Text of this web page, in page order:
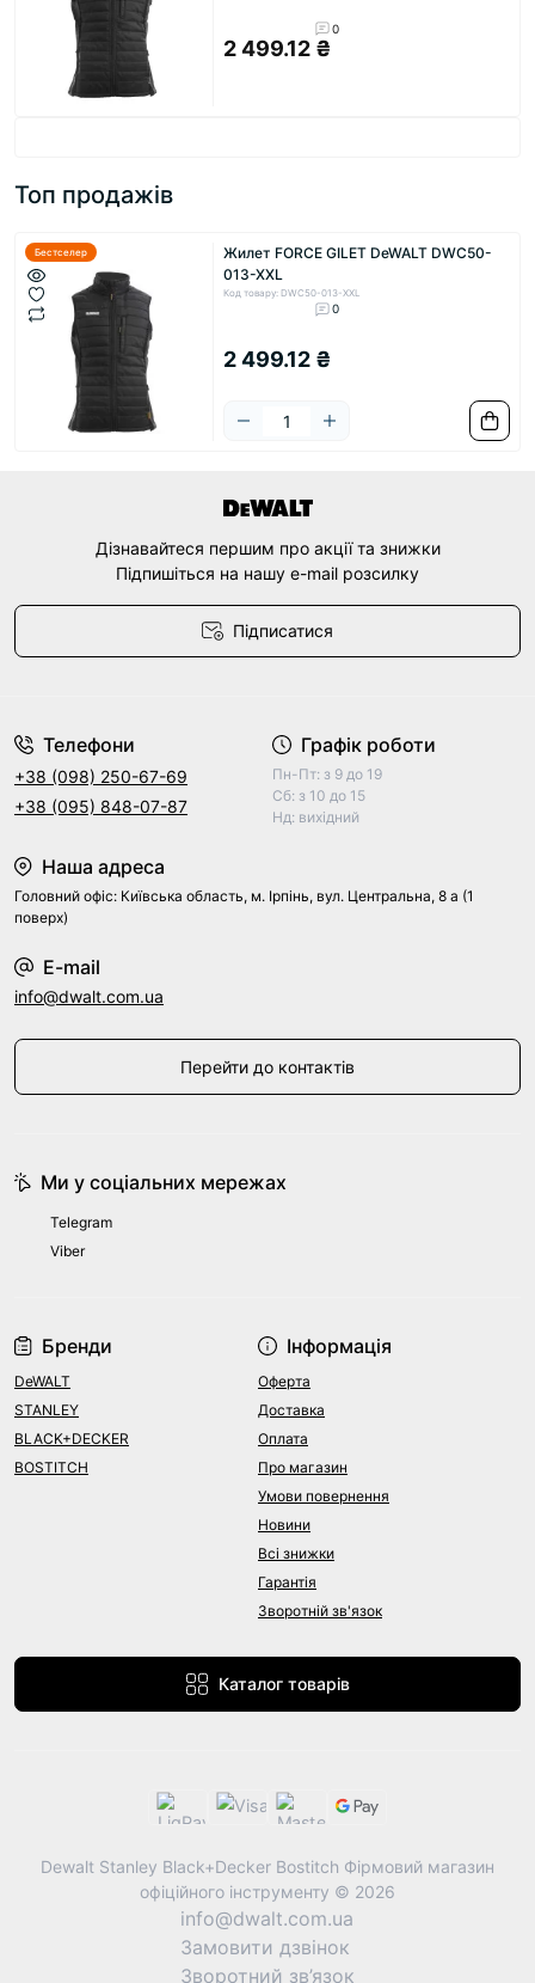
0
2 499.12 ₴
Топ продажів
Бестселер
Жилет FORCE GILET DeWALT DWC50-
013-XXL
Код товару: DWC50-013-XXL
0
2 499.12 ₴
Дізнавайтеся першим про акції та знижки
Підпишіться на нашу e-mail розсилку
Підписатися
Телефони
+38 (098) 250-67-69
+38 (095) 848-07-87
Графік роботи
Пн-Пт: з 9 до 19
Сб: з 10 до 15
Нд: вихідний
Наша адреса
Головний офіс: Київська область, м. Ірпінь, вул. Центральна, 8 а (1
поверх)
E-mail
info@dwalt.com.ua
Перейти до контактів
Бренди
DeWALT
STANLEY
BLACK+DECKER
BOSTITCH
Інформація
Оферта
Доставка
Оплата
Про магазин
Умови повернення
Новини
Всі знижки
Гарантія
Зворотній зв'язок
Каталог товарів
Ми у соціальних мережах
Telegram
Viber
Dewalt Stanley Black+Decker Bostitch Фірмовий магазин
офіційного інструменту © 2026
info@dwalt.com.ua
Замовити дзвінок
Зворотний зв’язок